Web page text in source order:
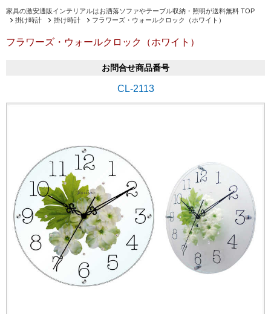
家具の激安通販インテリアルはお洒落ソファやテーブル収納・照明が送料無料 TOP
掛け時計
掛け時計 フラワーズ・ウォールクロック（ホワイト）
フラワーズ・ウォールクロック（ホワイト）
お問合せ商品番号
CL-2113